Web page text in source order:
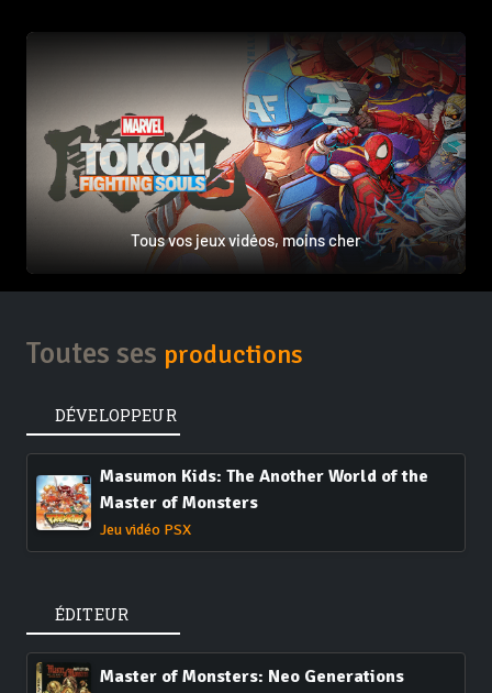
Tous vos jeux vidéos, moins cher
Toutes ses productions
DÉVELOPPEUR
Masumon Kids: The Another World of the
Master of Monsters
Jeu vidéo PSX
ÉDITEUR
Master of Monsters: Neo Generations